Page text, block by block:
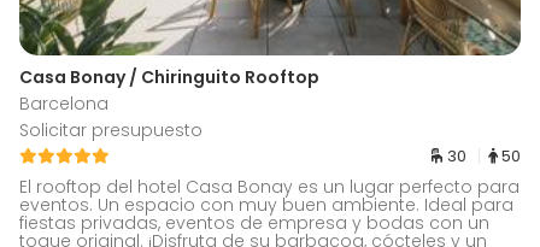
Casa Bonay / Chiringuito Rooftop
Barcelona
Solicitar presupuesto
30 50
El rooftop del hotel Casa Bonay es un lugar perfecto para
eventos. Un espacio con muy buen ambiente. Ideal para
fiestas privadas, eventos de empresa y bodas con un
toque original. ¡Disfruta de su barbacoa, cócteles y un